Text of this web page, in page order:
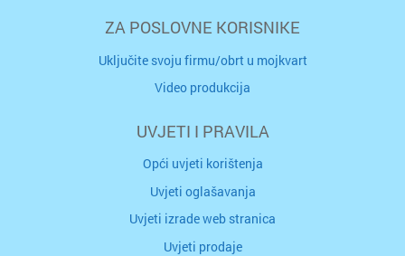
ZA POSLOVNE KORISNIKE
Uključite svoju firmu/obrt u mojkvart
Video produkcija
UVJETI I PRAVILA
Opći uvjeti korištenja
Uvjeti oglašavanja
Uvjeti izrade web stranica
Uvjeti prodaje